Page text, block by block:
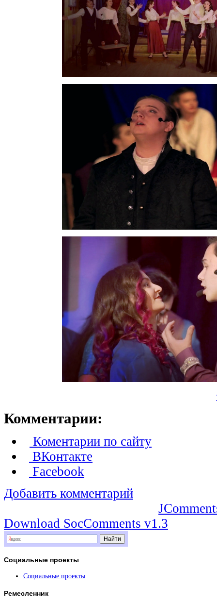
Комментарии:
Коментарии по сайту
ВКонтакте
Facebook
Добавить комментарий
Download SocComments v1.3
Социальные проекты
Социальные проекты
Ремесленник